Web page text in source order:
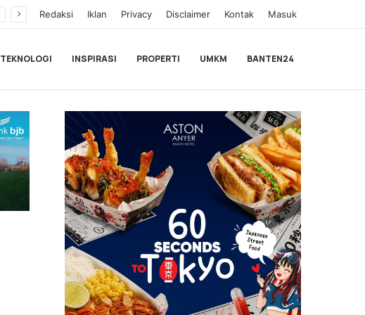
Redaksi Iklan Privacy Disclaimer Kontak Masuk
TEKNOLOGI INSPIRASI PROPERTI UMKM BANTEN24